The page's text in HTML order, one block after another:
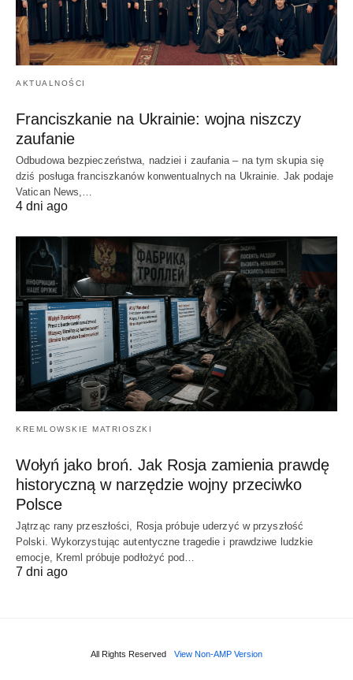
AKTUALNOŚCI
Franciszkanie na Ukrainie: wojna niszczy
zaufanie
Odbudowa bezpieczeństwa, nadziei i zaufania – na tym skupia się
dziś posługa franciszkanów konwentualnych na Ukrainie. Jak podaje
Vatican News,…
4 dni ago
KREMLOWSKIE MATRIOSZKI
Wołyń jako broń. Jak Rosja zamienia prawdę
historyczną w narzędzie wojny przeciwko
Polsce
Jątrząc rany przeszłości, Rosja próbuje uderzyć w przyszłość
Polski. Wykorzystując autentyczne tragedie i prawdziwe ludzkie
emocje, Kreml próbuje podłożyć pod…
7 dni ago
All Rights Reserved View Non-AMP Version